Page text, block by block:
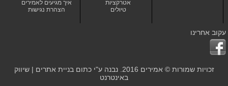
אטרקציות
טיולים
איך מגיעים לאמירים
הצהרת נגישות
עקוב אחרינו
זכויות שמורות © אמירים 2016. נבנה ע"י כתום בניית אתרים |שיווק
באינטרנט